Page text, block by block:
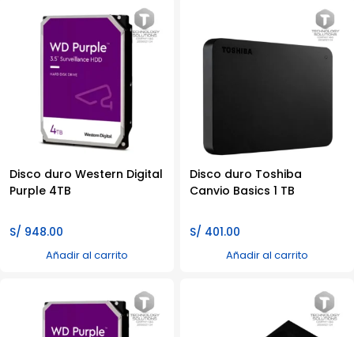
Disco duro Western Digital
Purple 4TB
S/ 948.00
Añadir al carrito
Disco duro Toshiba
Canvio Basics 1 TB
S/ 401.00
Añadir al carrito